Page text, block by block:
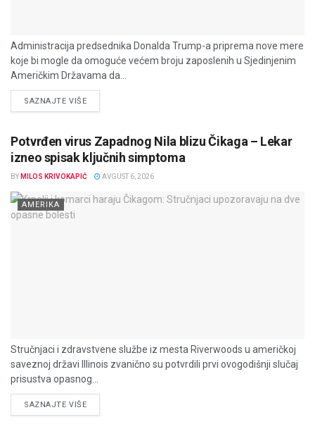
Administracija predsednika Donalda Trump-a priprema nove mere
koje bi mogle da omoguće većem broju zaposlenih u Sjedinjenim
Američkim Državama da...
SAZNAJTE VIŠEDETAILS
Potvrđen virus Zapadnog Nila blizu Čikaga – Lekar
izneo spisak ključnih simptoma
BY MILOS KRIVOKAPIĆ AVGUST 6, 2026
AMERIKA
Stručnjaci i zdravstvene službe iz mesta Riverwoods u američkoj
saveznoj državi Illinois zvanično su potvrdili prvi ovogodišnji slučaj
prisustva opasnog...
SAZNAJTE VIŠEDETAILS